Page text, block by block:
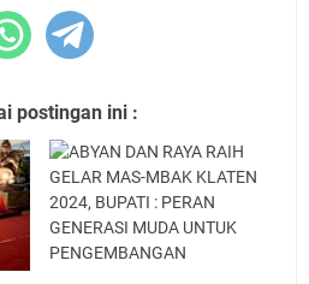
postingan ini :